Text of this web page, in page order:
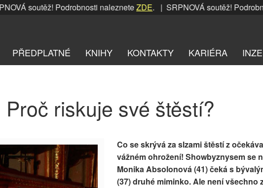
soutěž! Podrobnosti nalezneteZDE. | SRPNOVÁ soutěž!
PŘEDPLATNÉ KNIHY KONTAKTY KARIÉRA
Proč riskuje své štěstí?
Co se skrývá za slzami štěstí z
vážném ohrožení! Showbyznysem se
Monika Absolonová (41) čeká s
(37) druhé miminko. Ale není všechno